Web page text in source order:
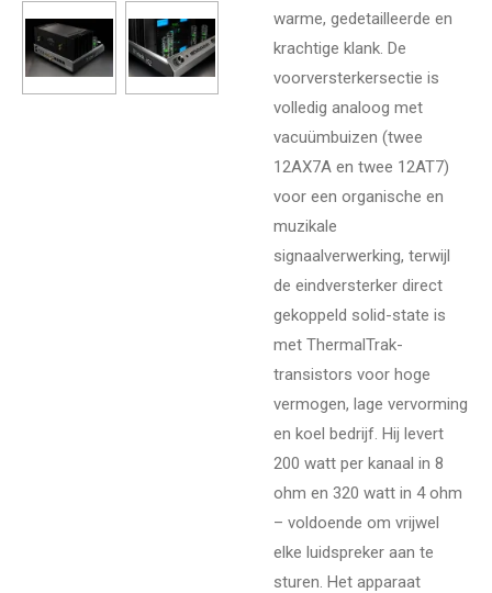
warme, gedetailleerde en
krachtige klank. De
voorversterkersectie is
volledig analoog met
vacuümbuizen (twee
12AX7A en twee 12AT7)
voor een organische en
muzikale
signaalverwerking, terwijl
de eindversterker direct
gekoppeld solid-state is
met ThermalTrak-
transistors voor hoge
vermogen, lage vervorming
en koel bedrijf. Hij levert
200 watt per kanaal in 8
ohm en 320 watt in 4 ohm
– voldoende om vrijwel
elke luidspreker aan te
sturen. Het apparaat